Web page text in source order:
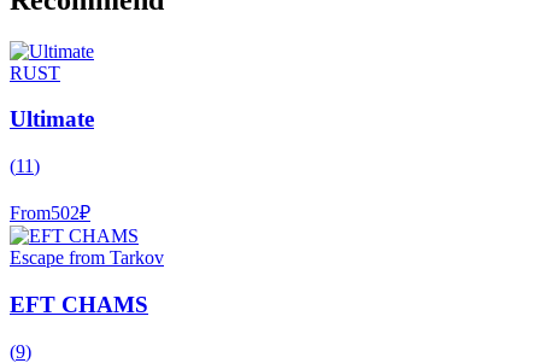
RUST
Ultimate
(11)
From502₽
Escape from Tarkov
EFT CHAMS
(9)